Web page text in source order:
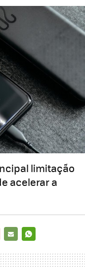
limitação
acelerar a
MAIL